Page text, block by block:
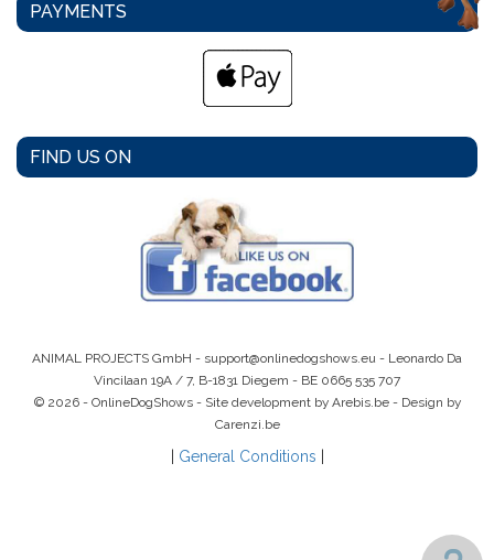
PAYMENTS
FIND US ON
ANIMAL PROJECTS GmbH - support@onlinedogshows.eu - Leonardo Da
Vincilaan 19A / 7, B-1831 Diegem - BE 0665 535 707
© 2026 - OnlineDogShows - Site development by Arebis.be - Design by
Carenzi.be
General Conditions